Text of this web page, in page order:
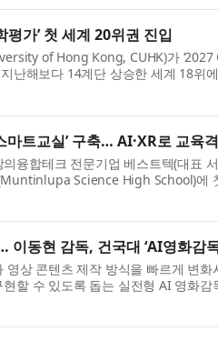
평가’ 첫 세계 20위권 진입
of Hong Kong, CUHK)가
난해보다 14계단 상승한 세계 18위
마트교실’ 구축… AI·XR로 교육
의융합테크 전문기업 베스트텍(대표
Science High School)에
동현 감독, 건국대 ‘AI영화감
영상 콘텐츠 제작 방식을 빠르게 변
할 수 있도록 돕는 실전형 AI 영화